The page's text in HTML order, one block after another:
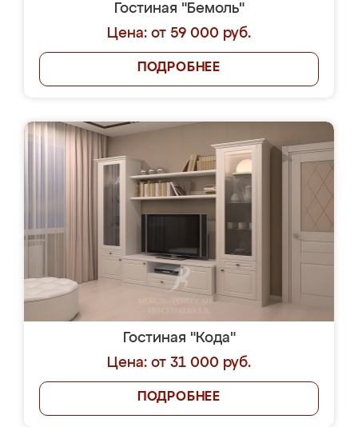
Гостиная "Бемоль"
Цена: от 59 000 руб.
ПОДРОБНЕЕ
Гостиная "Кода"
Цена: от 31 000 руб.
ПОДРОБНЕЕ